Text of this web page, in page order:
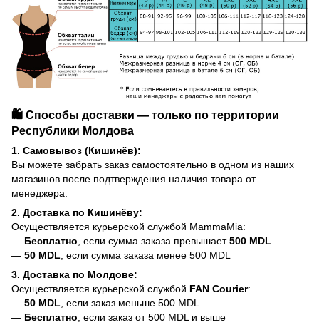
🛍️ Способы доставки — только по территории
Республики Молдова
1. Самовывоз (Кишинёв):
Вы можете забрать заказ самостоятельно в одном из наших
магазинов после подтверждения наличия товара от
менеджера.
2. Доставка по Кишинёву:
Осуществляется курьерской службой MammaMia:
— Бесплатно , если сумма заказа превышает500 MDL
— 50 MDL , если сумма заказа менее 500 MDL
3. Доставка по Молдове:
Осуществляется курьерской службой FAN Courier:
— 50 MDL , если заказ меньше 500 MDL
— Бесплатно , если заказ от 500 MDL и выше